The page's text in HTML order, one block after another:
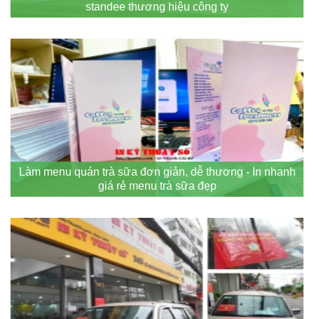
standee thương hiệu công ty
Làm menu quán trà sữa đơn giản, dễ thương - In nhanh
giá rẻ menu trà sữa đẹp